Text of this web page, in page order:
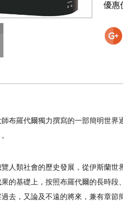
優惠
布羅代爾獨力撰寫的一部簡明世
人類社會的歷史發展，從伊斯蘭
的基礎上，按照布羅代爾的長時
去，又論及不遠的將來，兼有章節